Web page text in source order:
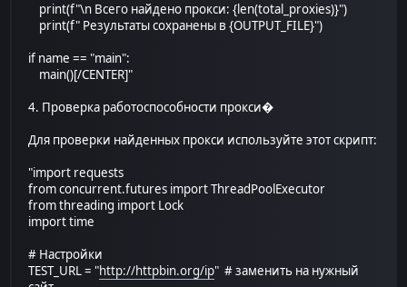
print(f"\n Всего найдено прокси: {len(total_proxies)}")
print(f" Результаты сохранены в {OUTPUT_FILE}")
if name == "main":
main()[/CENTER]"
4. Проверка работоспособности прокси�
Для проверки найденных прокси используйте этот скрипт:
"import requests
from concurrent.futures import ThreadPoolExecutor
from threading import Lock
import time
# Настройки
TEST_URL = "http://httpbin.org/ip" # заменить на нужный